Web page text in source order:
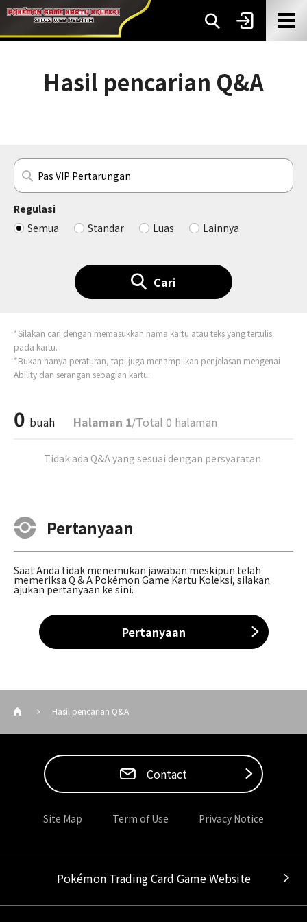
Hasil pencarian Q&A
Regulasi
Semua
Standar Luas Lainnya
Cari
*Silakan cari dengan memasukkan nama kartu atau teks yang tertulis
pada kartu.
*Bukan hanya peraturan, tapi juga menampilkan penjelasan mengenai
Ability dan serangan sebagian kartu.
0 buah Halaman 1/Total 0 halaman
Tidak ada Q&A yang sesuai dengan persyaratan.
Pertanyaan
Saat Anda tidak menemukan jawaban meskipun telah
memeriksa Q & A Pokémon Game Kartu Koleksi, silakan
ajukan pertanyaan ke sini.
Pertanyaan
Hasil pencarian Q&A
Contact
Site Map Term of Use Privacy Notice
Pokémon Trading Card Game Website